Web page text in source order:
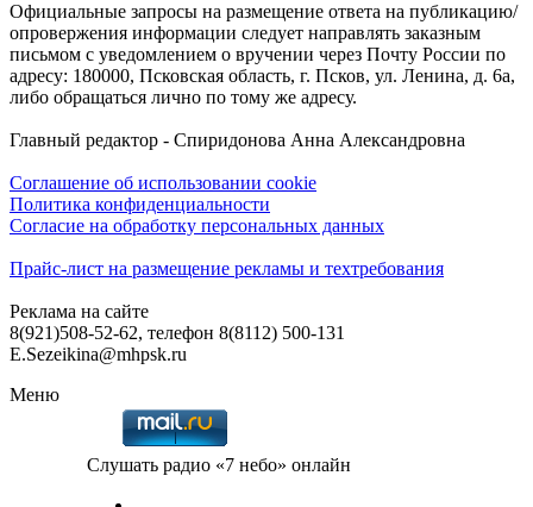
Официальные запросы на размещение ответа на публикацию/
опровержения информации следует направлять заказным
письмом с уведомлением о вручении через Почту России по
адресу: 180000, Псковская область, г. Псков, ул. Ленина, д. 6а,
либо обращаться лично по тому же адресу.
Главный редактор - Спиридонова Анна Александровна
Соглашение об использовании cookie
Политика конфиденциальности
Согласие на обработку персональных данных
Прайс-лист на размещение рекламы и техтребования
Реклама на сайте
8(921)508-52-62, телефон 8(8112) 500-131
E.Sezeikina@mhpsk.ru
Меню
Слушать радио «7 небо» онлайн